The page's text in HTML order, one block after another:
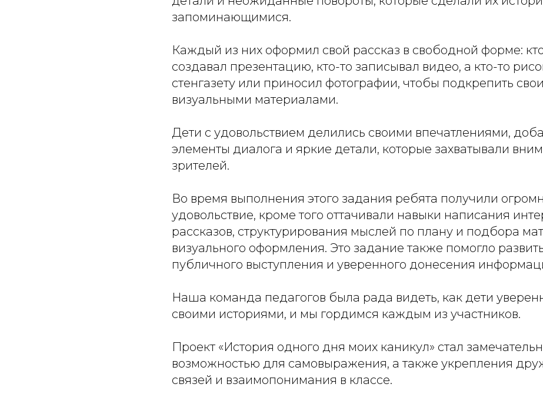
запоминающимися.
Каждый из них оформил свой рассказ в свободной форме:
создавал презентацию, кто-то записывал видео, а кто-то
стенгазету или приносил фотографии, чтобы подкрепить
визуальными материалами.
‍Дети с удовольствием делились своими впечатлениями,
элементы диалога и яркие детали, которые захватывали
зрителей.
Во время выполнения этого задания ребята получили
удовольствие, кроме того оттачивали навыки написания
рассказов, структурирования мыслей по плану и подбора
визуального оформления. Это задание также помогло
публичного выступления и уверенного донесения
Наша команда педагогов была рада видеть, как дети
своими историями, и мы гордимся каждым из участников.
Проект «История одного дня моих каникул» стал
возможностью для самовыражения, а также укрепления
связей и взаимопонимания в классе.